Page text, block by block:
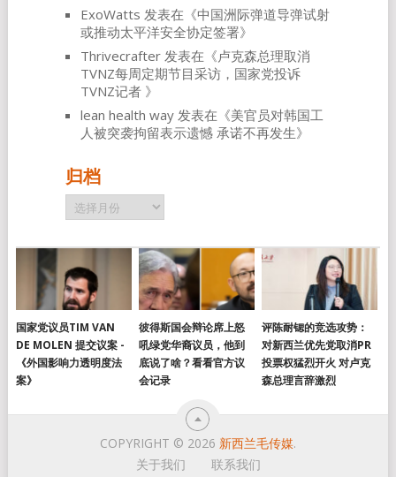
ExoWatts 发表在《中国洲际弹道导弹试射
或推动太平洋安全协定签署》
Thrivecrafter发表在《卢克森总理取消
TVNZ每周定期节目采访，国家党投诉
TVNZ记者 》
lean health way发表在《美官员对韩国工
人被突袭拘留表示遗憾 承诺不再发生》
归档
归
档
国家党议员TIM VAN
DE MOLEN 提交议案 -
《外国影响力透明度法
案》
彼得斯国会辩论席上怒
吼绿党华裔议员，他到
底说了啥？看看官方议
会记录
评陈耐锶的竞选攻势：
对新西兰优先党取消PR
投票权猛烈开火 对卢克
森总理言辞激烈
COPYRIGHT © 2026 新西兰毛传媒.
关于我们
联系我们